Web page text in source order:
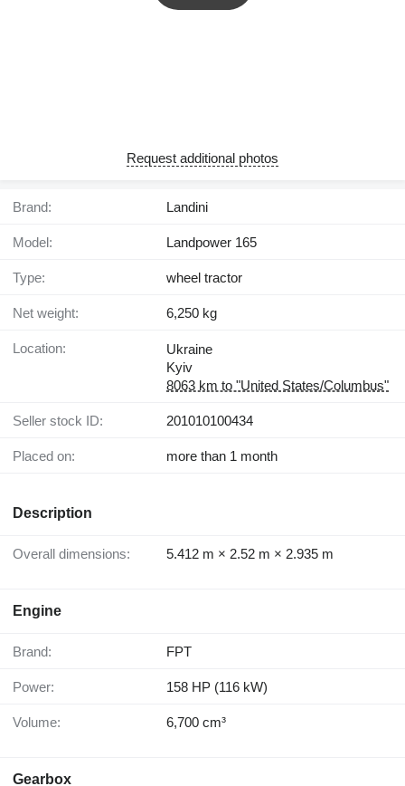
Request additional photos
Brand: Landini
Model: Landpower 165
Type: wheel tractor
Net weight: 6,250 kg
Location:
Ukraine
Kyiv
8063 km to "United States/Columbus"
Seller stock ID: 201010100434
Placed on: more than 1 month
Description
Overall dimensions: 5.412 m × 2.52 m × 2.935 m
Engine
Brand: FPT
Power: 158 HP (116 kW)
Volume: 6,700 cm³
Gearbox